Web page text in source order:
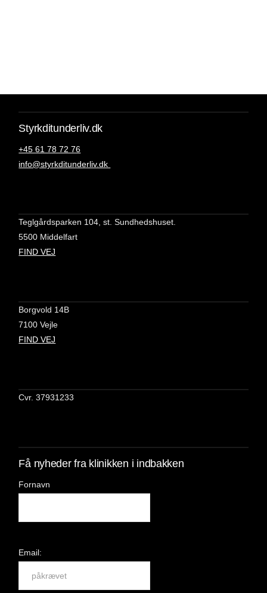
Styrkditunderliv.dk
+45 61 78 72 76
info@styrkditunderliv.dk
Teglgårdsparken 104, st. Sundhedshuset.
5500 Middelfart
FIND VEJ
Borgvold 14B
7100 Vejle
FIND VEJ
Cvr. 37931233
Få nyheder fra klinikken i indbakken
Fornavn
Email: